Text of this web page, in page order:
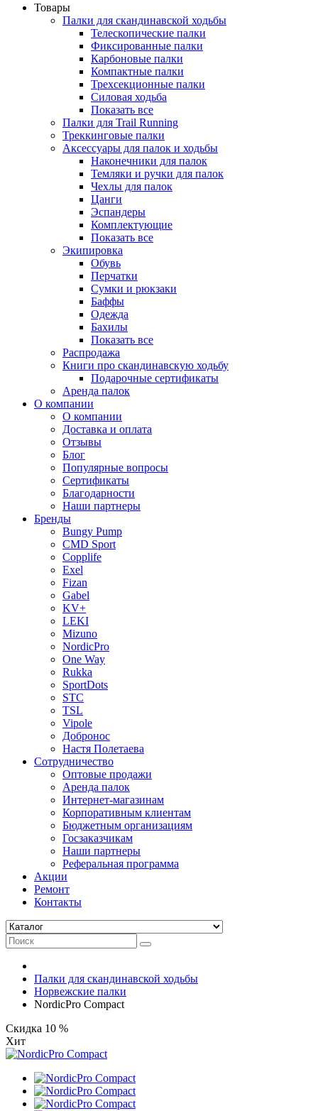
Товары
Палки для скандинавской ходьбы
Телескопические палки
Фиксированные палки
Карбоновые палки
Компактные палки
Трехсекционные палки
Силовая ходьба
Показать все
Палки для Trail Running
Треккинговые палки
Аксессуары для палок и ходьбы
Наконечники для палок
Темляки и ручки для палок
Чехлы для палок
Цанги
Эспандеры
Комплектующие
Показать все
Экипировка
Обувь
Перчатки
Сумки и рюкзаки
Баффы
Одежда
Бахилы
Показать все
Распродажа
Книги про скандинавскую ходьбу
Подарочные сертификаты
Аренда палок
О компании
О компании
Доставка и оплата
Отзывы
Блог
Популярные вопросы
Сертификаты
Благодарности
Наши партнеры
Бренды
Bungy Pump
CMD Sport
Copplife
Exel
Fizan
Gabel
KV+
LEKI
Mizuno
NordicPro
One Way
Rukka
SportDots
STC
TSL
Vipole
Добронос
Настя Полетаева
Сотрудничество
Оптовые продажи
Аренда палок
Интернет-магазинам
Корпоративным клиентам
Бюджетным организациям
Госзаказчикам
Наши партнеры
Реферальная программа
Акции
Ремонт
Контакты
Палки для скандинавской ходьбы
Норвежские палки
NordicPro Compact
Скидка 10 %
Хит